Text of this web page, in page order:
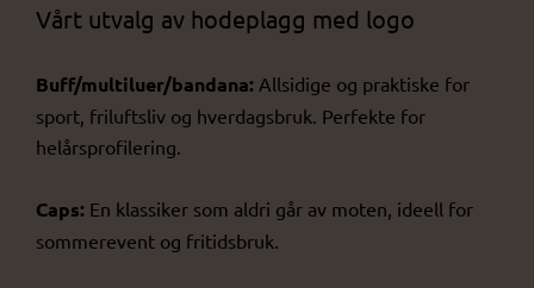
Vårt utvalg av hodeplagg med logo
Buff/multiluer/bandana: Allsidige og praktiske for
sport, friluftsliv og hverdagsbruk. Perfekte for
helårsprofilering.
Caps: En klassiker som aldri går av moten, ideell for
sommerevent og fritidsbruk.